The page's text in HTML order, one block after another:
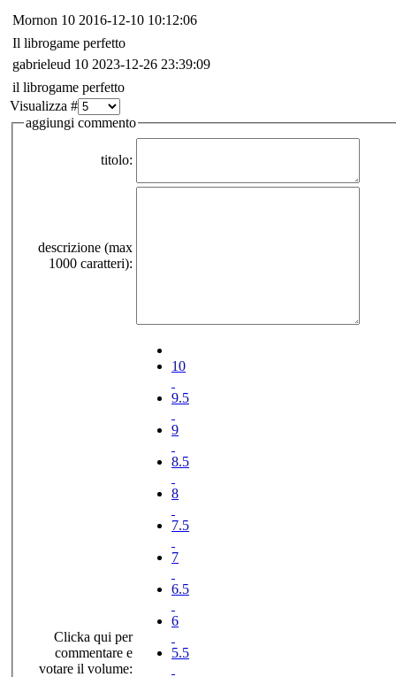
Mornon 10 2016-12-10 10:12:06
Il librogame perfetto
gabrieleud 10 2023-12-26 23:39:09
il librogame perfetto
Visualizza #
aggiungi commento
titolo:
descrizione (max
1000 caratteri):
Clicka qui per
commentare e
votare il volume:
10
9.5
9
8.5
8
7.5
7
6.5
6
5.5